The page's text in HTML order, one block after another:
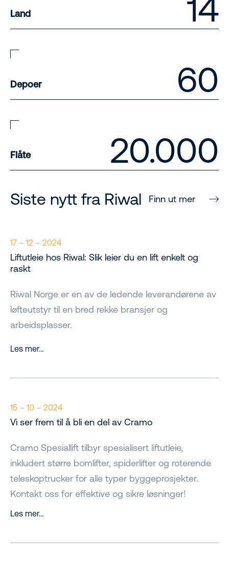
Land 14
Depoer 60
Flåte 20.000
Siste nytt fra Riwal Finn ut mer
17 – 12 – 2024
Liftutleie hos Riwal: Slik leier du en lift enkelt og
raskt
Riwal Norge er en av de ledende leverandørene av
løfteutstyr til en bred rekke bransjer og
arbeidsplasser.
Les mer…
15 – 10 – 2024
Vi ser frem til å bli en del av Cramo
Cramo Spesiallift tilbyr spesialisert liftutleie,
inkludert større bomlifter, spiderlifter og roterende
teleskoptrucker for alle typer byggeprosjekter.
Kontakt oss for effektive og sikre løsninger!
Les mer…